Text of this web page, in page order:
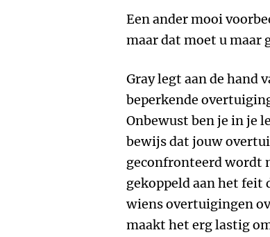
Een ander mooi
maar dat moet u maar
Gray legt aan de hand
beperkende
Onbewust ben je in je
bewijs dat jouw
geconfronteerd wordt
gekoppeld aan het feit
wiens overtuigingen
maakt het erg lastig